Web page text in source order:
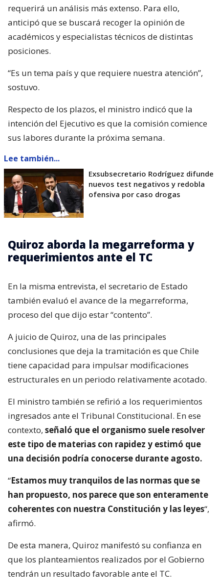
requerirá un análisis más extenso. Para ello,
anticipó que se buscará recoger la opinión de
académicos y especialistas técnicos de distintas
posiciones.
“Es un tema país y que requiere nuestra atención”,
sostuvo.
Respecto de los plazos, el ministro indicó que la
intención del Ejecutivo es que la comisión comience
sus labores durante la próxima semana.
Lee también...
Exsubsecretario Rodríguez difunde
nuevos test negativos y redobla
ofensiva por caso drogas
Quiroz aborda la megarreforma y
requerimientos ante el TC
En la misma entrevista, el secretario de Estado
también evaluó el avance de la megarreforma,
proceso del que dijo estar “contento”.
A juicio de Quiroz, una de las principales
conclusiones que deja la tramitación es que Chile
tiene capacidad para impulsar modificaciones
estructurales en un periodo relativamente acotado.
El ministro también se refirió a los requerimientos
ingresados ante el Tribunal Constitucional. En ese
contexto, señaló que el organismo suele resolver
este tipo de materias con rapidez y estimó que
una decisión podría conocerse durante agosto.
“Estamos muy tranquilos de las normas que se
han propuesto, nos parece que son enteramente
coherentes con nuestra Constitución y las leyes“,
afirmó.
De esta manera, Quiroz manifestó su confianza en
que los planteamientos realizados por el Gobierno
tendrán un resultado favorable ante el TC.